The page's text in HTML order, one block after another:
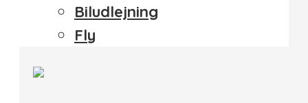
Biludlejning
Fly